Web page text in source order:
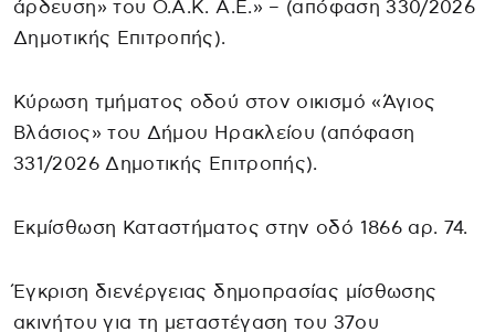
άρδευση» του Ο.Α.Κ. Α.Ε.» – (απόφαση 330/2026
Δημοτικής Επιτροπής).
Κύρωση τμήματος οδού στον οικισμό «Άγιος
Βλάσιος» του Δήμου Ηρακλείου (απόφαση
331/2026 Δημοτικής Επιτροπής).
Εκμίσθωση Καταστήματος στην οδό 1866 αρ. 74.
Έγκριση διενέργειας δημοπρασίας μίσθωσης
ακινήτου για τη μεταστέγαση του 37ου